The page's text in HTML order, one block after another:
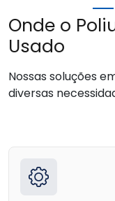
Onde o
Usado
Nossas soluções
diversas